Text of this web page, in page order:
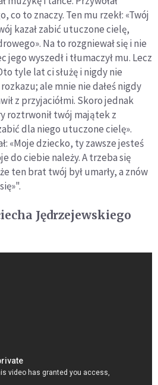
co to znaczy. Ten mu rzekł: «Twój
kazał zabić utuczone cielę,
Na to rozgniewał się i nie
jego wyszedł i tłumaczył mu. Lecz
tyle lat ci służę i nigdy nie
ale mnie nie dałeś nigdy
z przyjaciółmi. Skoro jednak
roztrwonił twój majątek z
dla niego utuczone cielę».
«Moje dziecko, ty zawsze jesteś
do ciebie należy. A trzeba się
ten brat twój był umarły, a znów
Jędrzejewskiego